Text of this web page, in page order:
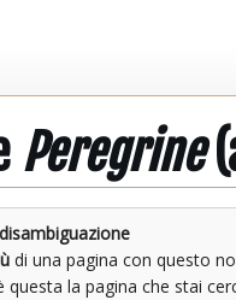
Peregrine
di una pagina con questo
questa la pagina che stai